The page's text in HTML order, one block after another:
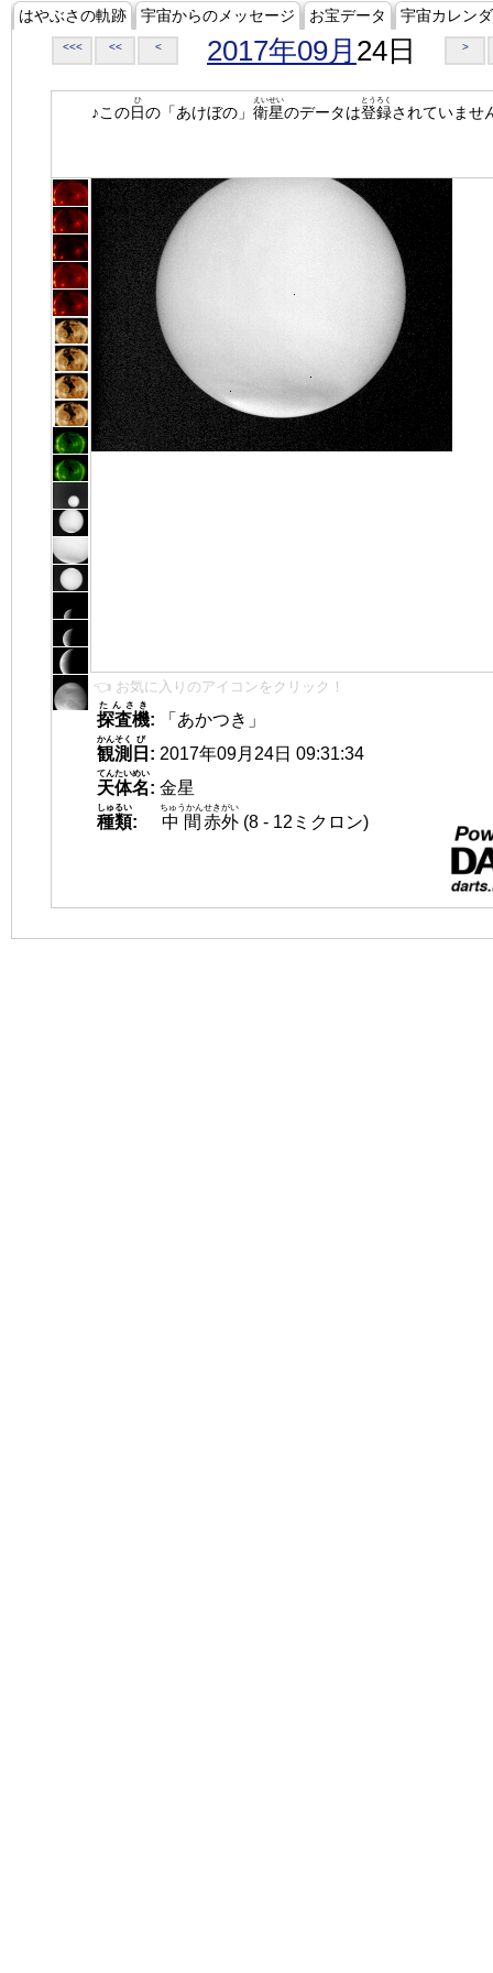
はやぶさの軌跡 宇宙からのメッセージ お宝データ 宇宙カレン
<<< << < 2017年09月 24日 >
♪この日
ひ
の「あけぼの」 衛星
えいせい
のデータは登録
とうろく
されていませ
👈 お気に入りのアイコンをクリック！
探査機
たんさき
:
「あかつき」
観測
かんそく
日
び
: 2017年09月24日 09:31:34
天体名
てんたいめい
: 金星
種類
しゅるい
: 中間
ちゅうかん
赤外
せきがい
(8 - 12ミクロン)